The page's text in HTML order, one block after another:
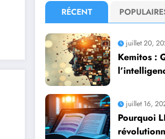
RÉCENT
juillet 20,
Kemitos :
juillet 16,
Pourquoi